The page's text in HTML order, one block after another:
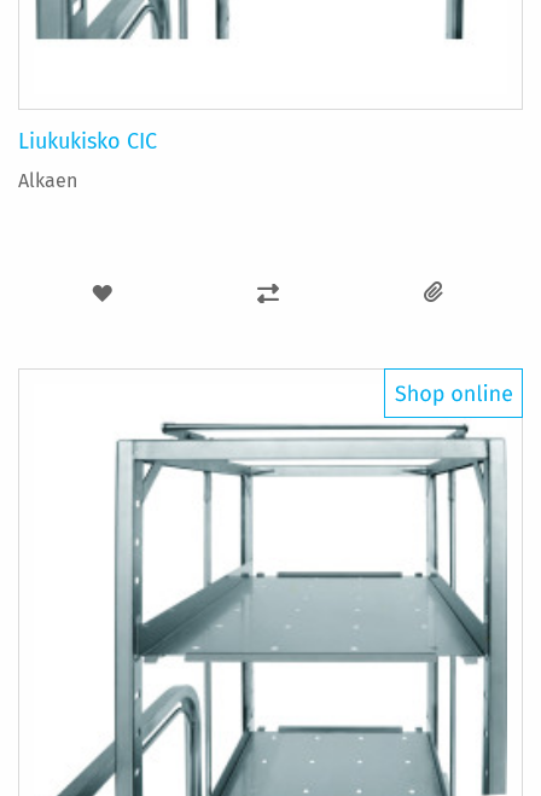
Liukukisko CIC
Alkaen
LISÄÄ
LISÄÄ